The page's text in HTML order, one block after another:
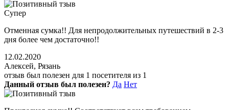
Супер
Отменная сумка!! Для непродолжительных путешествий в 2-3
дня более чем достаточно!!
12.02.2020
Алексей, Рязань
отзыв был полезен для 1 посетителя из 1
Данный отзыв был полезен? Да Нет